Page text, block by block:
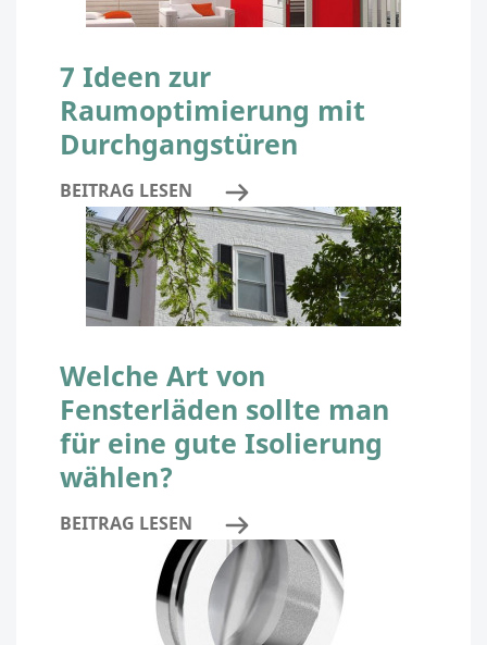
7 Ideen zur
Raumoptimierung mit
Durchgangstüren
BEITRAG LESEN
Welche Art von
Fensterläden sollte man
für eine gute Isolierung
wählen?
BEITRAG LESEN